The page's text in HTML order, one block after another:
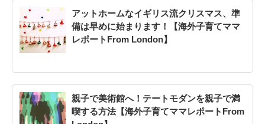
アットホームなイギリス流クリスマス、準
備は早めに始まります！【海外子育てママ
レポートFrom London】
親子で美術館へ！テートモダンを親子で満
喫する方法【海外子育てママレポートFrom